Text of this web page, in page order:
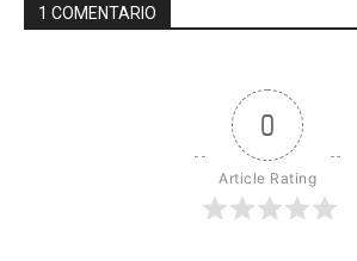
1 COMENTARIO
0
Article Rating